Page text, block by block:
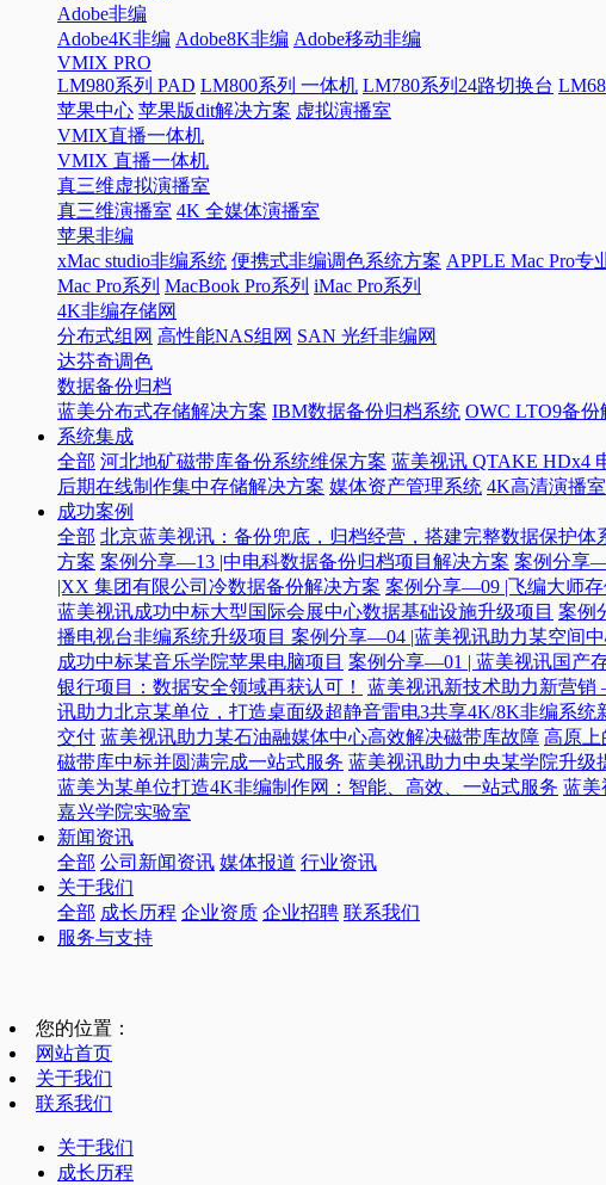
Adobe非编
Adobe4K非编 Adobe8K非编 Adobe移动非编
VMIX PRO
LM980系列 PAD LM800系列 一体机 LM780系列24路切换台
苹果中心 苹果版dit解决方案 虚拟演播室
VMIX直播一体机
VMIX 直播一体机
真三维虚拟演播室
真三维演播室 4K 全媒体演播室
苹果非编
xMac studio非编系统 便携式非编调色系统方案 APPLE Mac Pro
Mac Pro系列 MacBook Pro系列 iMac Pro系列
4K非编存储网
分布式组网 高性能NAS组网 SAN 光纤非编网
达芬奇调色
数据备份归档
蓝美分布式存储解决方案 IBM数据备份归档系统 OWC LTO9备份
系统集成
全部 河北地矿磁带库备份系统维保方案 蓝美视讯 QTAKE HDx4
后期在线制作集中存储解决方案 媒体资产管理系统 4K高清演播室
成功案例
全部 北京蓝美视讯：备份兜底，归档经营，搭建完整数据保护体
方案 案例分享—13 |中电科数据备份归档项目解决方案 案例分享
|XX 集团有限公司冷数据备份解决方案 案例分享—09 |飞编大师
蓝美视讯成功中标大型国际会展中心数据基础设施升级项目 案例
播电视台非编系统升级项目​ 案例分享—04 |蓝美视讯助力某空间
成功中标某音乐学院苹果电脑项目 案例分享—01 | 蓝美视讯国产
银行项目：数据安全领域再获认可！
蓝美视讯新技术助力新营
讯助力北京某单位，打造桌面级超静音雷电3共享4K/8K非编系统
交付 蓝美视讯助力某石油融媒体中心高效解决磁带库故障 高原上
磁带库中标并圆满完成一站式服务 蓝美视讯助力中央某学院升级
蓝美为某单位打造4K非编制作网：智能、高效、一站式服务 蓝美
嘉兴学院实验室
新闻资讯
全部 公司新闻资讯 媒体报道 行业资讯
关于我们
全部 成长历程 企业资质 企业招聘 联系我们
服务与支持
您的位置：
网站首页
关于我们
联系我们
关于我们
成长历程